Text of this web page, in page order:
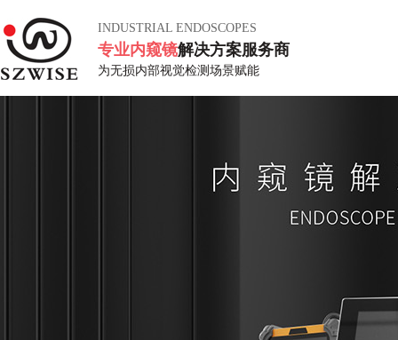
INDUSTRIAL ENDOSCOPES
专业内窥镜解决方案服务商
为无损内部视觉检测场景赋能